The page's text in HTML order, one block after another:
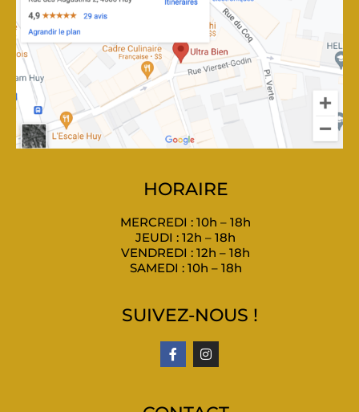
HORAIRE
MERCREDI : 10h – 18h
JEUDI : 12h – 18h
VENDREDI : 12h – 18h
SAMEDI : 10h – 18h
SUIVEZ-NOUS !